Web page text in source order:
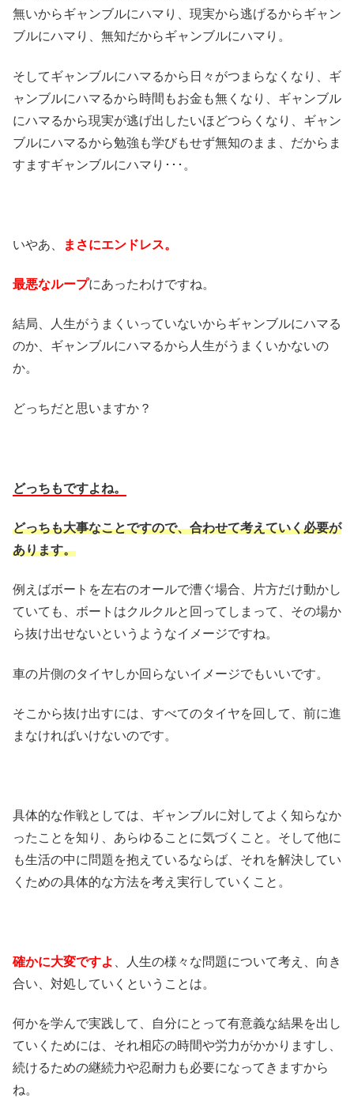
無いからギャンブルにハマり、現実から逃げるからギャン
ブルにハマり、無知だからギャンブルにハマり。
そしてギャンブルにハマるから日々がつまらなくなり、ギ
ャンブルにハマるから時間もお金も無くなり、ギャンブル
にハマるから現実が逃げ出したいほどつらくなり、ギャン
ブルにハマるから勉強も学びもせず無知のまま、だからま
すますギャンブルにハマり･･･。
いやあ、 まさにエンドレス。
最悪なループにあったわけですね。
結局、人生がうまくいっていないからギャンブルにハマる
のか、ギャンブルにハマるから人生がうまくいかないの
か。
どっちだと思いますか？
どっちもですよね。
どっちも大事なことですので、合わせて考えていく必要が
あります。
例えばボートを左右のオールで漕ぐ場合、片方だけ動かし
ていても、ボートはクルクルと回ってしまって、その場か
ら抜け出せないというようなイメージですね。
車の片側のタイヤしか回らないイメージでもいいです。
そこから抜け出すには、すべてのタイヤを回して、前に進
まなければいけないのです。
具体的な作戦としては、ギャンブルに対してよく知らなか
ったことを知り、あらゆることに気づくこと。そして他に
も生活の中に問題を抱えているならば、それを解決してい
くための具体的な方法を考え実行していくこと。
確かに大変ですよ
、人生の様々な問題について考え、向き
合い、対処していくということは。
何かを学んで実践して、自分にとって有意義な結果を出し
ていくためには、それ相応の時間や労力がかかりますし、
続けるための継続力や忍耐力も必要になってきますから
ね。